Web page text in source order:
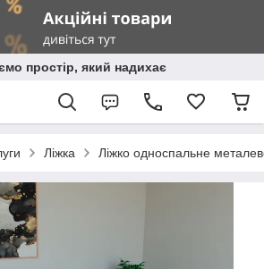
простір, який надихає
Ліжка Ліжко односпальне